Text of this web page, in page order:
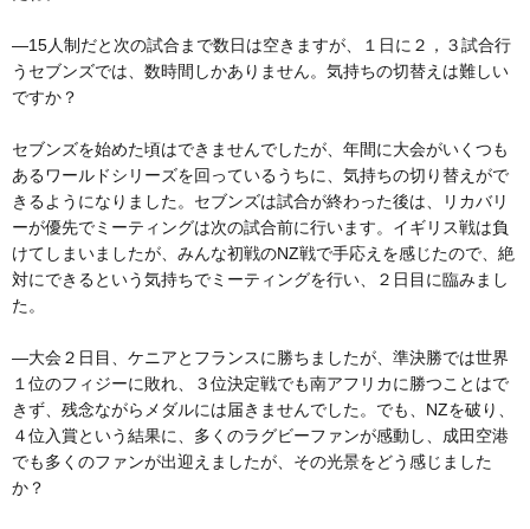
―15人制だと次の試合まで数日は空きますが、１日に２，３試合行
うセブンズでは、数時間しかありません。気持ちの切替えは難しい
ですか？
セブンズを始めた頃はできませんでしたが、年間に大会がいくつも
あるワールドシリーズを回っているうちに、気持ちの切り替えがで
きるようになりました。セブンズは試合が終わった後は、リカバリ
ーが優先でミーティングは次の試合前に行います。イギリス戦は負
けてしまいましたが、みんな初戦のNZ戦で手応えを感じたので、絶
対にできるという気持ちでミーティングを行い、２日目に臨みまし
た。
―大会２日目、ケニアとフランスに勝ちましたが、準決勝では世界
１位のフィジーに敗れ、３位決定戦でも南アフリカに勝つことはで
きず、残念ながらメダルには届きませんでした。でも、NZを破り、
４位入賞という結果に、多くのラグビーファンが感動し、成田空港
でも多くのファンが出迎えましたが、その光景をどう感じました
か？